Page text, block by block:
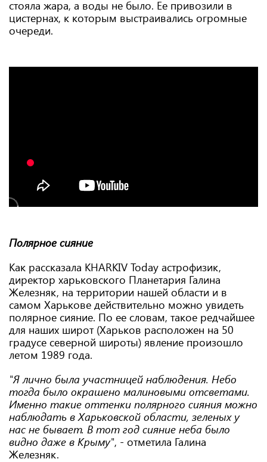
стояла жара, а воды не было. Ее привозили в
цистернах, к которым выстраивались огромные
очереди.
Полярное сияние
Как рассказала KHARKIV Today астрофизик,
директор харьковского Планетария Галина
Железняк, на территории нашей области и в
самом Харькове действительно можно увидеть
полярное сияние. По ее словам, такое редчайшее
для наших широт (Харьков расположен на 50
градусе северной широты) явление произошло
летом 1989 года.
"Я лично была участницей наблюдения. Небо
тогда было окрашено малиновыми отсветами.
Именно такие оттенки полярного сияния можно
наблюдать в Харьковской области, зеленых у
нас не бывает. В тот год сияние неба было
видно даже в Крыму", - отметила Галина
Железняк.